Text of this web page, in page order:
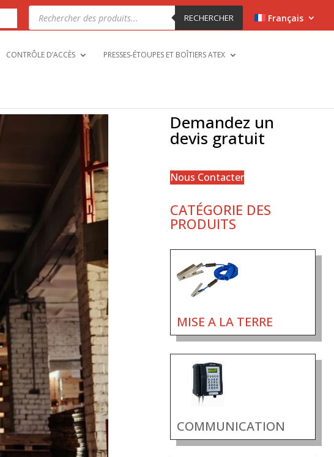
Recherche
produits
RECHERCHER Français
CONTRÔLE D’ACCÈS PRESSES-ÉTOUPES ET BOÎTIERS ATEX
Demandez un
devis gratuit
Nous Contacter
CATÉGORIE DES
PRODUITS
MISE A LA TERRE
COMMUNICATION